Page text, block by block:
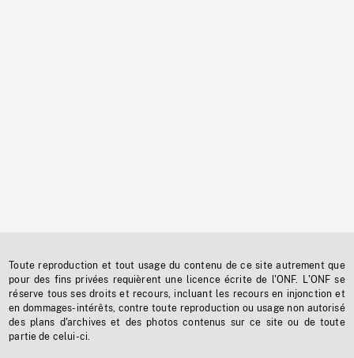
Toute reproduction et tout usage du contenu de ce site autrement que
pour des fins privées requièrent une licence écrite de l'ONF. L'ONF se
réserve tous ses droits et recours, incluant les recours en injonction et
en dommages-intérêts, contre toute reproduction ou usage non autorisé
des plans d'archives et des photos contenus sur ce site ou de toute
partie de celui-ci.